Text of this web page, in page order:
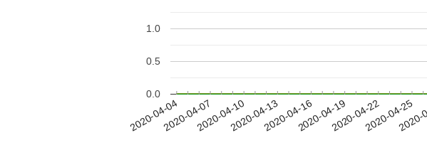
2020-04-042020-04-072020-04-102020-04-132020-04-162020-04-192020-04-222020-04-25
0.0
0.5
1.0